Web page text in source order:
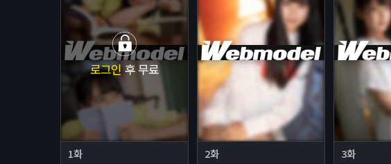
로그인 후 무료
1화
2화
3화